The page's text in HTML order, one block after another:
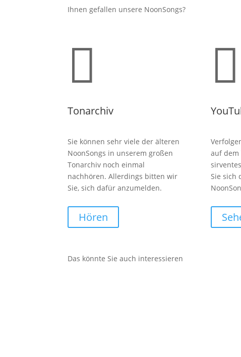
Ihnen gefallen unsere NoonSongs?

Tonarchiv
Sie können sehr viele der älteren
NoonSongs in unserem großen
Tonarchiv noch einmal
nachhören. Allerdings bitten wir
Sie, sich dafür anzumelden.
Hören

auf dem
Sie sich
Das könnte Sie auch interessieren